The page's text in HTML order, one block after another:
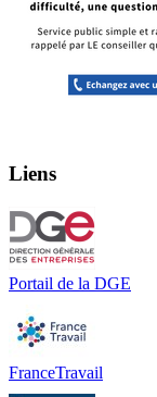
Liens
Portail de la DGE
FranceTravail